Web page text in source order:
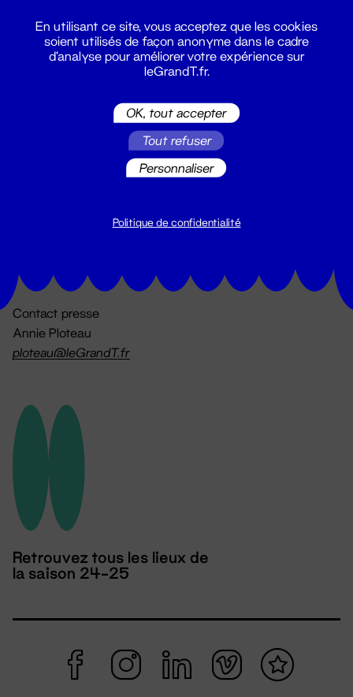
billetterie@leGrandT.fr
Contact presse
Annie Ploteau
ploteau@leGrandT.fr
Retrouvez tous les lieux de
la saison 24-25
En utilisant ce site, vous acceptez que les cookies
soient utilisés de façon anonyme dans le cadre
d'analyse pour améliorer votre expérience sur
leGrandT.fr.
OK, tout accepter
Tout refuser
Personnaliser
Politique de confidentialité